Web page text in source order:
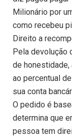
Milionário por
como recebeu
Direito a
Pela devolução
de
ao percentual
sua conta
O pedido é
determina que
pessoa tem